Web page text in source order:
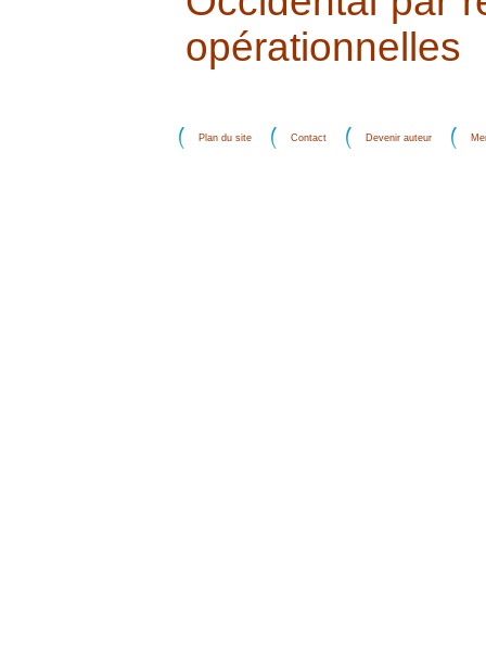
opérationnelles
Plan du site Contact Devenir auteur